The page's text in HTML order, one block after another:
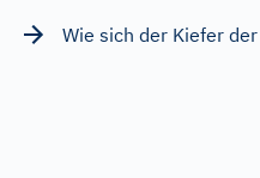
Wie sich der Kiefer